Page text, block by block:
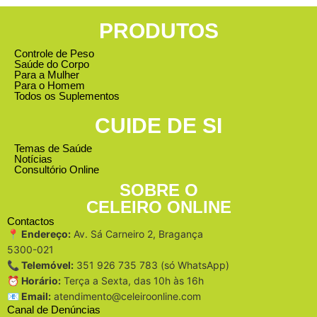
PRODUTOS
Controle de Peso
Saúde do Corpo
Para a Mulher
Para o Homem
Todos os Suplementos
CUIDE DE SI
Temas de Saúde
Notícias
Consultório Online
SOBRE O
CELEIRO ONLINE
Contactos
📍 Endereço: Av. Sá Carneiro 2, Bragança
5300-021
📞 Telemóvel: 351 926 735 783 (só WhatsApp)
⏰ Horário: Terça a Sexta, das 10h às 16h
📧 Email: atendimento@celeiroonline.com
Canal de Denúncias